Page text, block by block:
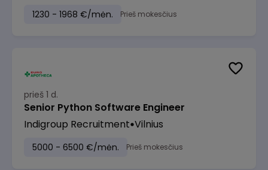
1230 - 1968 €/mėn. Prieš mokesčius
prieš 1 d.
Senior Python Software Engineer
Indigroup Recruitment Vilnius
5000 - 6500 €/mėn. Prieš mokesčius